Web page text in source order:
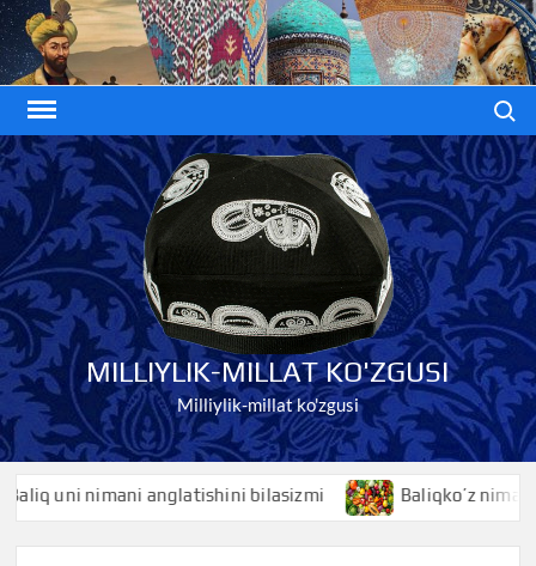
Skip
to
content
MILLIYLIK-MILLAT KO'ZGUSI
Milliylik-millat ko'zgusi
anglatishini bilasizmi Baliqko’z nimani anglatishini